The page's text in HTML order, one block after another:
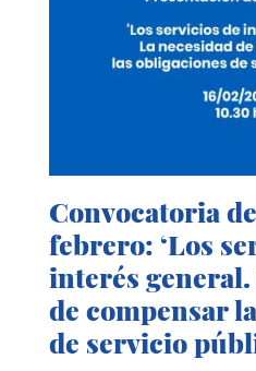
Convocatoria
febrero: ‘Los
interés general.
de compensar
de servicio